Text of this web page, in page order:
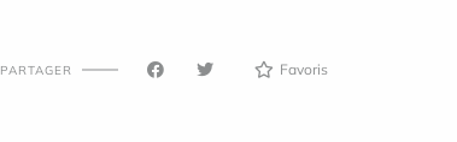
PARTAGER Favoris